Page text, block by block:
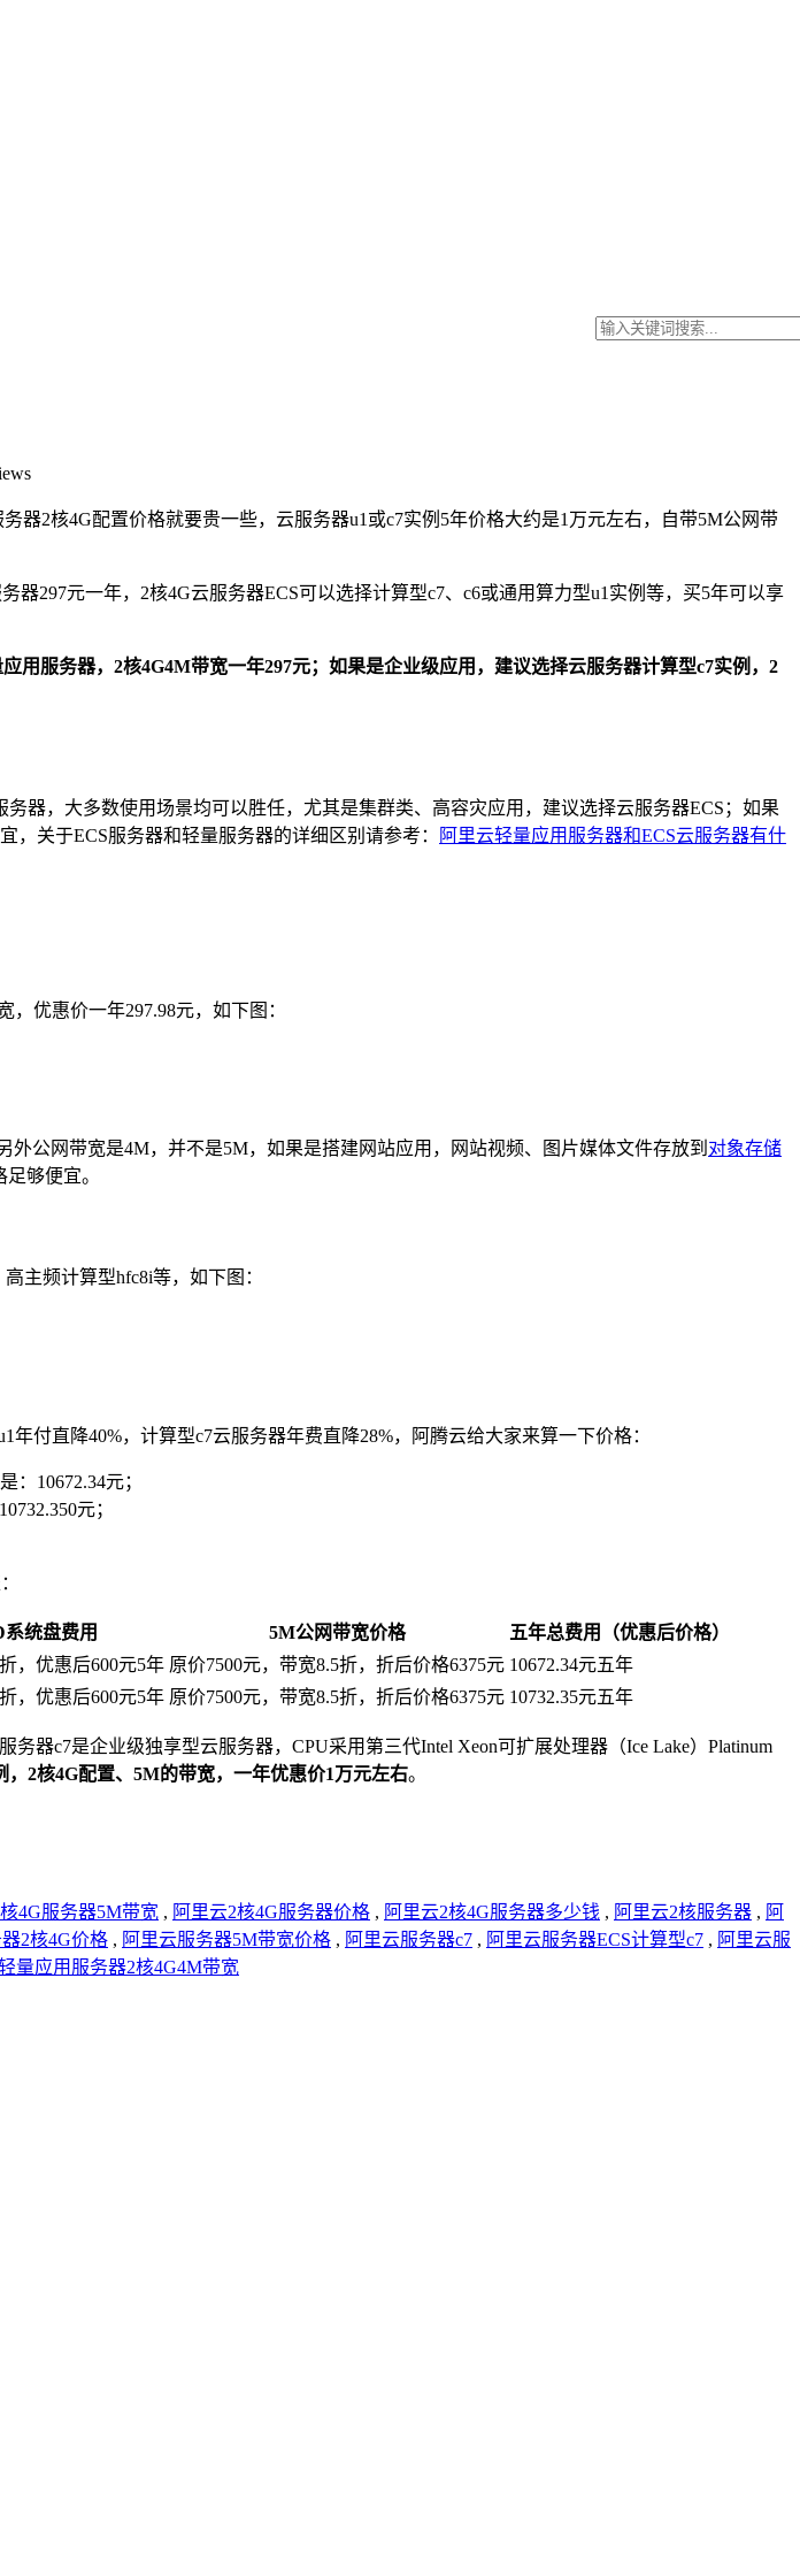
器2核4G配置价格就要贵一些，云服务器u1或c7实例5年价格大约是1万元左右，自带5M公网带
297元一年，2核4G云服务器ECS可以选择计算型c7、c6或通用算力型u1实例等，买5年可以享
服务器，2核4G4M带宽一年297元；如果是企业级应用，建议选择云服务器计算型c7实例，2
器，大多数使用场景均可以胜任，尤其是集群类、高容灾应用，建议选择云服务器ECS；如果
关于ECS服务器和轻量服务器的详细区别请参考：
阿里云轻量应用服务器和ECS云服务器有什
优惠价一年297.98元，如下图：
公网带宽是4M，并不是5M，如果是搭建网站应用，网站视频、图片媒体文件存放到 对象存储
够便宜。
主频计算型hfc8i等，如下图：
付直降40%，计算型c7云服务器年费直降28%，阿腾云给大家来算一下价格：
：10672.34元；
元；
系统盘费用 5M公网带宽价格
五年总费用（优惠后价格）
，优惠后600元5年 原价7500元，带宽8.5折，折后价格6375元 10672.34元五年
，优惠后600元5年 原价7500元，带宽8.5折，折后价格6375元 10732.35元五年
器c7是企业级独享型云服务器，CPU采用第三代Intel Xeon可扩展处理器（Ice Lake）Platinum
，2核4G配置、5M的带宽，一年优惠价1万元左右。
4G服务器5M带宽 , 阿里云2核4G服务器价格 , 阿里云2核4G服务器多少钱 , 阿里云2核服务器 , 阿
2核4G价格 , 阿里云服务器5M带宽价格 , 阿里云服务器c7 , 阿里云服务器ECS计算型c7 , 阿里云服
量应用服务器2核4G4M带宽